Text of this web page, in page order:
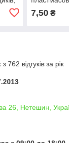
7,50₴
762 відгуків за рік
26, Нетешин,